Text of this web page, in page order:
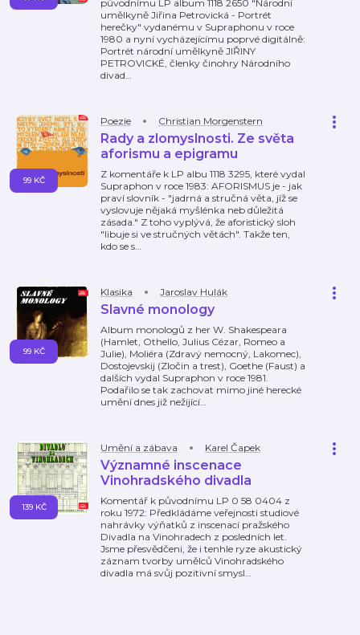
původnímu LP album 1118 2650 "Národní
umělkyně Jiřina Petrovická - Portrét
herečky" vydanému v Supraphonu v roce
1980 a nyní vycházejícímu poprvé digitálně:
Portrét národní umělkyně JIŘINY
PETROVICKÉ, členky činohry Národního
divad…
Poezie Christian Morgenstern
Rady a zlomyslnosti. Ze světa
aforismu a epigramu
Z komentáře k LP albu 1118 3295, které vydal
Supraphon v roce 1983: AFORISMUS je - jak
praví slovník - "jadrná a stručná věta, jíž se
vyslovuje nějaká myšlénka neb důležitá
zásada." Z toho vyplývá, že aforistický sloh
"libuje si ve stručných větách". Takže ten,
kdo se s…
99 KČ
Klasika Jaroslav Hulák
Slavné monology
Album monologů z her W. Shakespeara
(Hamlet, Othello, Julius Cézar, Romeo a
Julie), Moliéra (Zdravý nemocný, Lakomec),
Dostojevskij (Zločin a trest), Goethe (Faust) a
dalších vydal Supraphon v roce 1981.
Podařilo se tak zachovat mimo jiné herecké
umění dnes již nežijící…
99 KČ
Umění a zábava Karel Čapek
Významné inscenace
Vinohradského divadla
Komentář k původnímu LP 0 58 0404 z
roku 1972: Předkládáme veřejnosti studiové
nahrávky výňatků z inscenací pražského
Divadla na Vinohradech z posledních let.
Jsme přesvědčeni, že i tenhle ryze akustický
záznam tvorby umělců Vinohradského
divadla má svůj pozitivní smysl…
139 KČ